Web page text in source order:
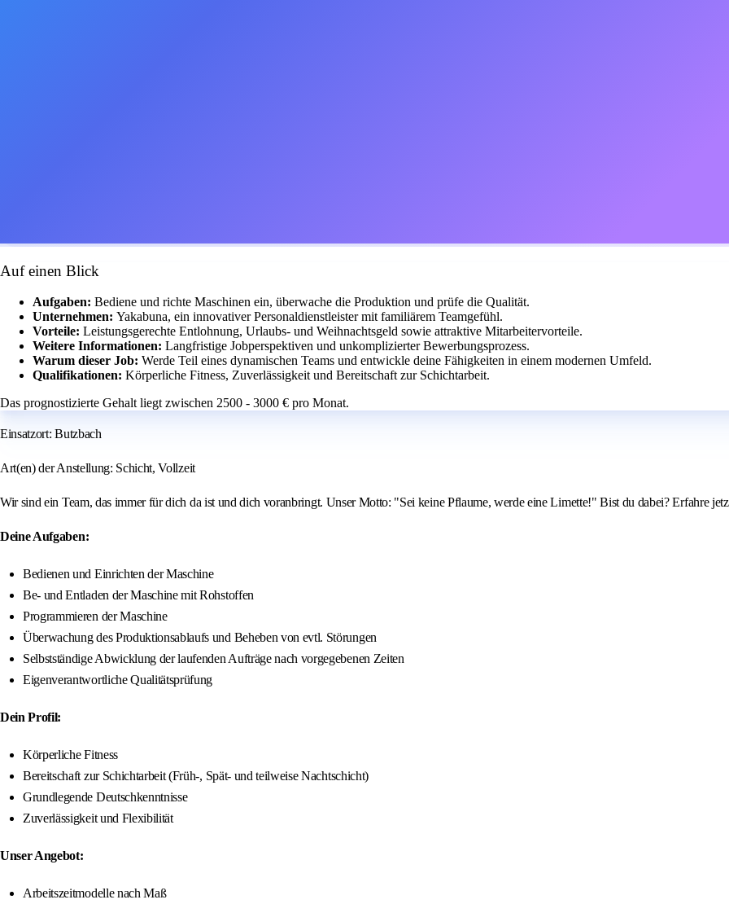
Auf einen Blick
Aufgaben: Bediene und richte Maschinen ein, überwache die Produktion und prüfe die Qualität.
Unternehmen: Yakabuna, ein innovativer Personaldienstleister mit familiärem Teamgefühl.
Vorteile: Leistungsgerechte Entlohnung, Urlaubs- und Weihnachtsgeld sowie attraktive Mitarbeitervorteile.
Weitere Informationen: Langfristige Jobperspektiven und unkomplizierter Bewerbungsprozess.
Warum dieser Job: Werde Teil eines dynamischen Teams und entwickle deine Fähigkeiten in einem modernen Umfeld.
Qualifikationen: Körperliche Fitness, Zuverlässigkeit und Bereitschaft zur Schichtarbeit.
Das prognostizierte Gehalt liegt zwischen 2500 - 3000 € pro Monat.
Einsatzort: Butzbach
Art(en) der Anstellung: Schicht, Vollzeit
Wir sind ein Team, das immer für dich da ist und dich voranbringt. Unser Motto: "Sei keine Pflaume, werde eine Limette!" Bist du dabei? Erfahre
Deine Aufgaben:
Bedienen und Einrichten der Maschine
Be- und Entladen der Maschine mit Rohstoffen
Programmieren der Maschine
Überwachung des Produktionsablaufs und Beheben von evtl. Störungen
Selbstständige Abwicklung der laufenden Aufträge nach vorgegebenen Zeiten
Eigenverantwortliche Qualitätsprüfung
Dein Profil:
Körperliche Fitness
Bereitschaft zur Schichtarbeit (Früh-, Spät- und teilweise Nachtschicht)
Grundlegende Deutschkenntnisse
Zuverlässigkeit und Flexibilität
Unser Angebot:
Arbeitszeitmodelle nach Maß